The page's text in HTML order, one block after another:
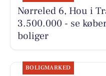
Nørreled 6, Hou i
3.500.000 - se
boliger
BOLIGMARKED